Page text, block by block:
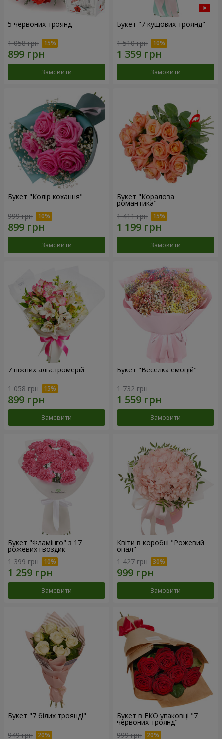
5 червоних троянд
1 058 грн
Замовити
Букет "7 кущових троянд"
1 510 грн
Замовити
Букет "Колір кохання"
999 грн
Замовити
Букет "Коралова
романтика"
1 411 грн
Замовити
7 ніжних альстромерій
1 058 грн
Замовити
Букет "Веселка емоцій"
1 732 грн
Замовити
Букет "Фламінго" з 17
рожевих гвоздик
1 399 грн
Замовити
Квіти в коробці "Рожевий
опал"
1 427 грн
Замовити
Букет "7 білих троянд!"
949 грн
Букет в ЕКО упаковці "7
червоних троянд"
999 грн